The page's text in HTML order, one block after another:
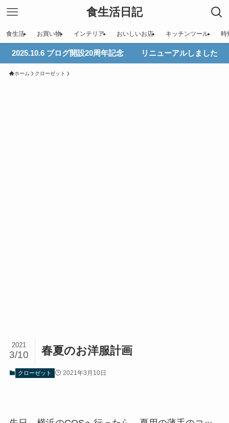
食生活日記
食生活 お買い物 インテリア おいしいお店 キッチンツール 時
2025.10.6 ブログ開設20周年記念 リニューアルしました
ホーム クローゼット
春夏のお洋服計画
2021
3/10
クローゼット 2021年3月10日